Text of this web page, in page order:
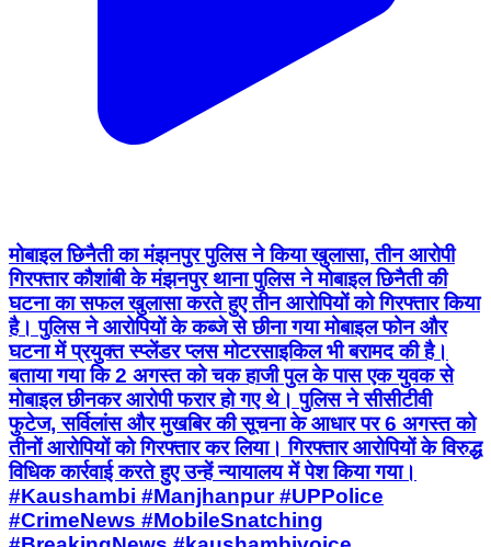
मोबाइल छिनैती का मंझनपुर पुलिस ने किया खुलासा, तीन आरोपी
गिरफ्तार कौशांबी के मंझनपुर थाना पुलिस ने मोबाइल छिनैती की
घटना का सफल खुलासा करते हुए तीन आरोपियों को गिरफ्तार किया
है। पुलिस ने आरोपियों के कब्जे से छीना गया मोबाइल फोन और
घटना में प्रयुक्त स्प्लेंडर प्लस मोटरसाइकिल भी बरामद की है।
बताया गया कि 2 अगस्त को चक हाजी पुल के पास एक युवक से
मोबाइल छीनकर आरोपी फरार हो गए थे। पुलिस ने सीसीटीवी
फुटेज, सर्विलांस और मुखबिर की सूचना के आधार पर 6 अगस्त को
तीनों आरोपियों को गिरफ्तार कर लिया। गिरफ्तार आरोपियों के विरुद्ध
विधिक कार्रवाई करते हुए उन्हें न्यायालय में पेश किया गया।
#Kaushambi #Manjhanpur #UPPolice
#CrimeNews #MobileSnatching